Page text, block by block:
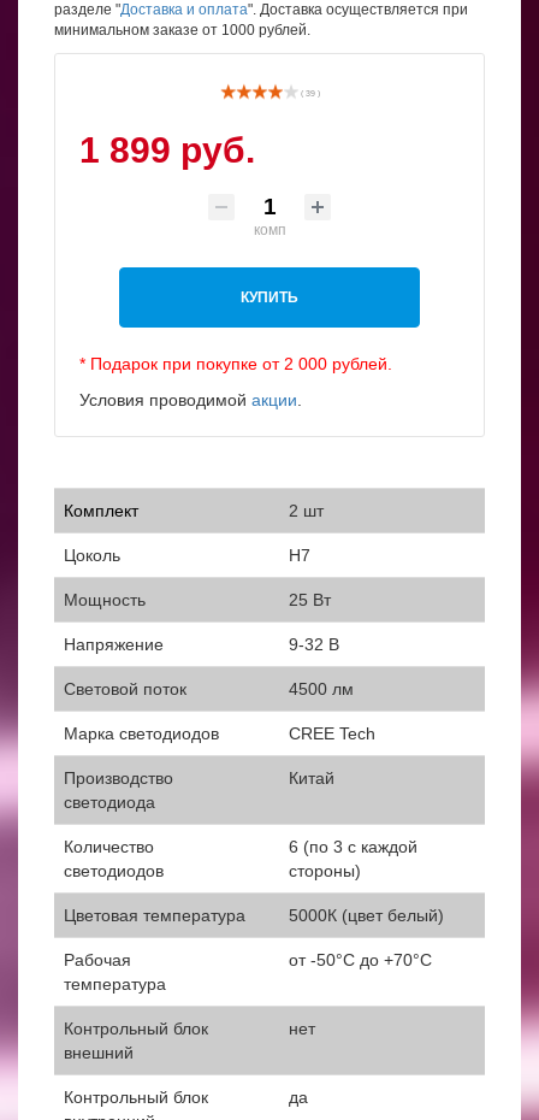
разделе "Доставка и оплата". Доставка осуществляется при
минимальном заказе от 1000 рублей.
( 39 )
1 899 руб.
комп
КУПИТЬ
* Подарок при покупке от 2 000 рублей.
Условия проводимой акции
Комплект 2 шт
Цоколь H7
Мощность 25 Вт
Напряжение 9-32 В
Световой поток 4500 лм
Марка светодиодов CREE Tech
Производство
светодиода
Китай
Количество
светодиодов
6 (по 3 с каждой
стороны)
Цветовая температура 5000К (цвет белый)
Рабочая
температура
от -50°С до +70°С
Контрольный блок
внешний
нет
Контрольный блок
да